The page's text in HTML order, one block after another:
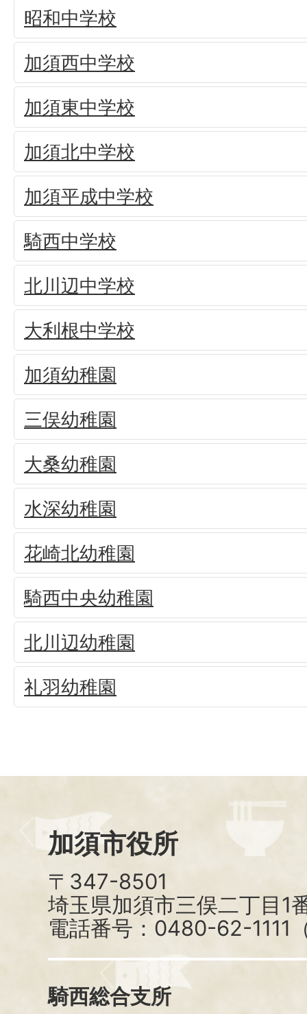
昭和中学校
加須西中学校
加須東中学校
加須北中学校
加須平成中学校
騎西中学校
北川辺中学校
大利根中学校
加須幼稚園
三俣幼稚園
大桑幼稚園
水深幼稚園
花崎北幼稚園
騎西中央幼稚園
北川辺幼稚園
礼羽幼稚園
加須市役所
〒347-8501
埼玉県加須市三俣二丁目1
電話番号：0480-62-1111
騎西総合支所